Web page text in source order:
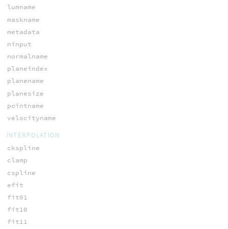
lumname
maskname
metadata
ninput
normalname
planeindex
planename
planesize
pointname
velocityname
INTERPOLATION
ckspline
clamp
cspline
efit
fit01
fit10
fit11